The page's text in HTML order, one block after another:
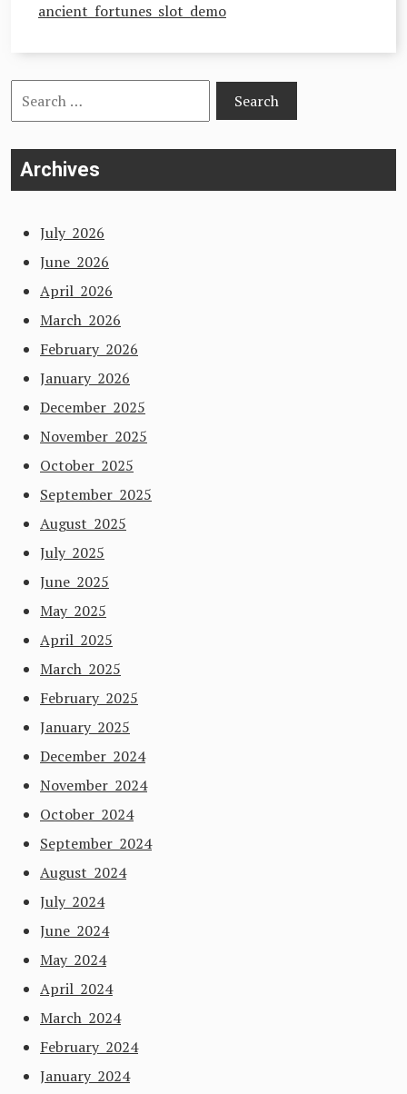
ancient fortunes slot demo
Search
for:
Archives
July 2026
June 2026
April 2026
March 2026
February 2026
January 2026
December 2025
November 2025
October 2025
September 2025
August 2025
July 2025
June 2025
May 2025
April 2025
March 2025
February 2025
January 2025
December 2024
November 2024
October 2024
September 2024
August 2024
July 2024
June 2024
May 2024
April 2024
March 2024
February 2024
January 2024